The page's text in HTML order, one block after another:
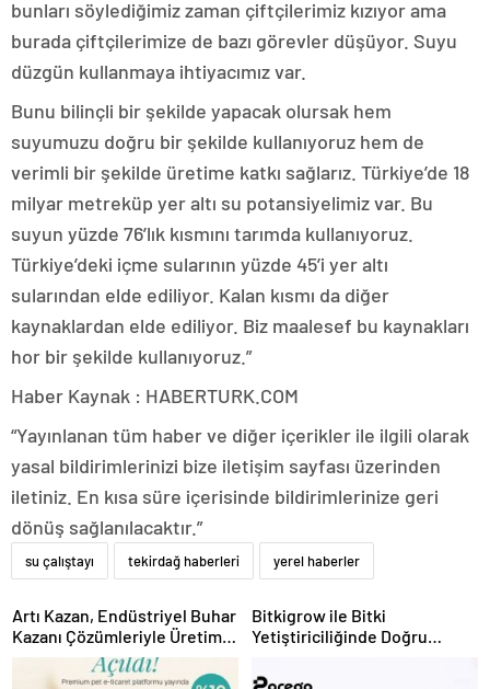
bunları söylediğimiz zaman çiftçilerimiz kızıyor ama
burada çiftçilerimize de bazı görevler düşüyor. Suyu
düzgün kullanmaya ihtiyacımız var.
Bunu bilinçli bir şekilde yapacak olursak hem
suyumuzu doğru bir şekilde kullanıyoruz hem de
verimli bir şekilde üretime katkı sağlarız. Türkiye’de 18
milyar metreküp yer altı su potansiyelimiz var. Bu
suyun yüzde 76’lık kısmını tarımda kullanıyoruz.
Türkiye’deki içme sularının yüzde 45’i yer altı
sularından elde ediliyor. Kalan kısmı da diğer
kaynaklardan elde ediliyor. Biz maalesef bu kaynakları
hor bir şekilde kullanıyoruz.”
Haber Kaynak : HABERTURK.COM
“Yayınlanan tüm haber ve diğer içerikler ile ilgili olarak
yasal bildirimlerinizi bize iletişim sayfası üzerinden
iletiniz. En kısa süre içerisinde bildirimlerinize geri
dönüş sağlanılacaktır.”
su çalıştayı tekirdağ haberleri yerel haberler
Artı Kazan, Endüstriyel Buhar
Kazanı Çözümleriyle Üretim
Tesislerine Verimli Sistemler
Sunuyor
Bitkigrow ile Bitki
Yetiştiriciliğinde Doğru